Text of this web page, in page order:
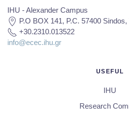
IHU - Alexander Campus
P.O BOX 141, P.C. 57400
+30.2310.013522
info@ecec.ihu.gr
USEFUL
IHU
Research